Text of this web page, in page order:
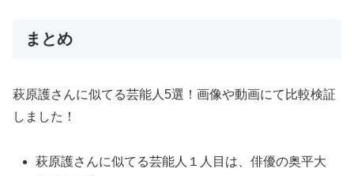
まとめ
萩原護さんに似てる芸能人5選！画像や動画にて比較検証
しました！
萩原護さんに似てる芸能人１人目は、俳優の奥平大